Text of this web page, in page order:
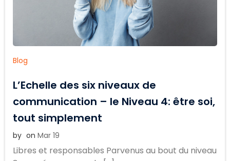
Blog
L’Echelle des six niveaux de
communication – le Niveau 4: être soi,
tout simplement
by on Mar 19
Libres et responsables Parvenus au bout du niveau